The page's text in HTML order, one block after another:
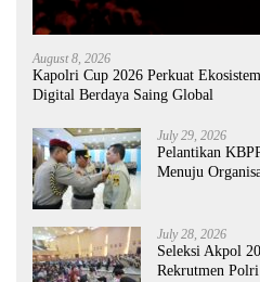
August 8, 2026
Kapolri Cup 2026 Perkuat
Digital Berdaya Saing Global
July 29, 2026
Pelantikan
Menuju
July 28, 2026
Seleksi Akpol
Rekrutmen Polri